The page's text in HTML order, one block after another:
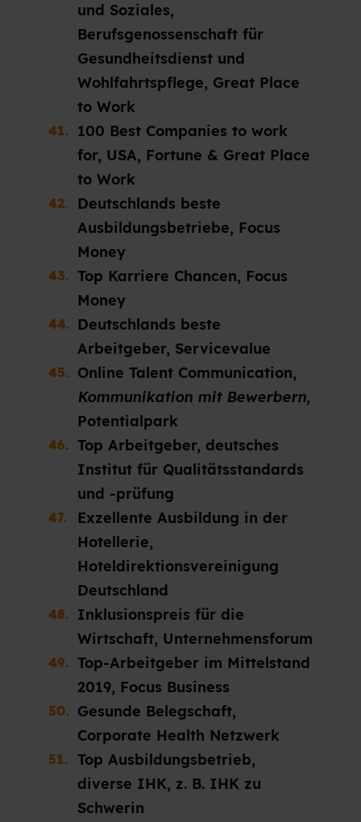
und Soziales,
Berufsgenossenschaft für
Gesundheitsdienst und
Wohlfahrtspflege, Great Place
to Work
100 Best Companies to work
for, USA, Fortune & Great Place
to Work
Deutschlands beste
Ausbildungsbetriebe, Focus
Money
Top Karriere Chancen, Focus
Money
Deutschlands beste
Arbeitgeber, Servicevalue
Online Talent Communication,
Kommunikation mit Bewerbern,
Potentialpark
Top Arbeitgeber, deutsches
Institut für Qualitätsstandards
und -prüfung
Exzellente Ausbildung in der
Hotellerie,
Hoteldirektionsvereinigung
Deutschland
Inklusionspreis für die
Wirtschaft, Unternehmensforum
Top-Arbeitgeber im Mittelstand
2019, Focus Business
Gesunde Belegschaft,
Corporate Health Netzwerk
Top Ausbildungsbetrieb,
diverse IHK, z. B. IHK zu
Schwerin